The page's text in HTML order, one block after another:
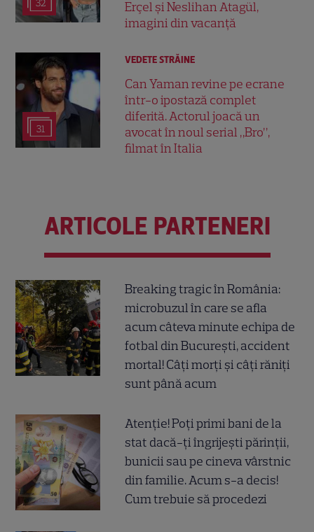
32
Erçel și Neslihan Atagül,
imagini din vacanță
31
VEDETE STRĂINE
Can Yaman revine pe ecrane
într-o ipostază complet
diferită. Actorul joacă un
avocat în noul serial „Bro”,
filmat în Italia
ARTICOLE PARTENERI
Breaking tragic în România:
microbuzul în care se afla
acum câteva minute echipa de
fotbal din București, accident
mortal! Câți morți și câți răniți
sunt până acum
Atenție! Poți primi bani de la
stat dacă-ți îngrijești părinții,
bunicii sau pe cineva vârstnic
din familie. Acum s-a decis!
Cum trebuie să procedezi